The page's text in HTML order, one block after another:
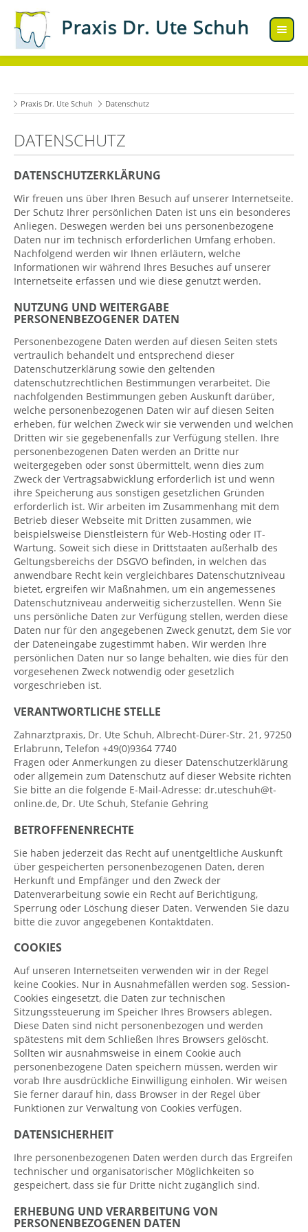
Praxis Dr. Ute Schuh Datenschutz
DATENSCHUTZ
DATENSCHUTZERKLÄRUNG
Wir freuen uns über Ihren Besuch auf unserer Internetseite.
Der Schutz Ihrer persönlichen Daten ist uns ein besonderes
Anliegen. Deswegen werden bei uns personenbezogene
Daten nur im technisch erforderlichen Umfang erhoben.
Nachfolgend werden wir Ihnen erläutern, welche
Informationen wir während Ihres Besuches auf unserer
Internetseite erfassen und wie diese genutzt werden.
NUTZUNG UND WEITERGABE
PERSONENBEZOGENER DATEN
Personenbezogene Daten werden auf diesen Seiten stets
vertraulich behandelt und entsprechend dieser
Datenschutzerklärung sowie den geltenden
datenschutzrechtlichen Bestimmungen verarbeitet. Die
nachfolgenden Bestimmungen geben Auskunft darüber,
welche personenbezogenen Daten wir auf diesen Seiten
erheben, für welchen Zweck wir sie verwenden und welchen
Dritten wir sie gegebenenfalls zur Verfügung stellen. Ihre
personenbezogenen Daten werden an Dritte nur
weitergegeben oder sonst übermittelt, wenn dies zum
Zweck der Vertragsabwicklung erforderlich ist und wenn
ihre Speicherung aus sonstigen gesetzlichen Gründen
erforderlich ist. Wir arbeiten im Zusammenhang mit dem
Betrieb dieser Webseite mit Dritten zusammen, wie
beispielsweise Dienstleistern für Web-Hosting oder IT-
Wartung. Soweit sich diese in Drittstaaten außerhalb des
Geltungsbereichs der DSGVO befinden, in welchen das
anwendbare Recht kein vergleichbares Datenschutzniveau
bietet, ergreifen wir Maßnahmen, um ein angemessenes
Datenschutzniveau anderweitig sicherzustellen. Wenn Sie
uns persönliche Daten zur Verfügung stellen, werden diese
Daten nur für den angegebenen Zweck genutzt, dem Sie vor
der Dateneingabe zugestimmt haben. Wir werden Ihre
persönlichen Daten nur so lange behalten, wie dies für den
vorgesehenen Zweck notwendig oder gesetzlich
vorgeschrieben ist.
VERANTWORTLICHE STELLE
Zahnarztpraxis, Dr. Ute Schuh, Albrecht-Dürer-Str. 21, 97250
Erlabrunn, Telefon +49(0)9364 7740
Fragen oder Anmerkungen zu dieser Datenschutzerklärung
oder allgemein zum Datenschutz auf dieser Website richten
Sie bitte an die folgende E-Mail-Adresse: dr.uteschuh@t-
online.de, Dr. Ute Schuh, Stefanie Gehring
BETROFFENENRECHTE
Sie haben jederzeit das Recht auf unentgeltliche Auskunft
über gespeicherten personenbezogenen Daten, deren
Herkunft und Empfänger und den Zweck der
Datenverarbeitung sowie ein Recht auf Berichtigung,
Sperrung oder Löschung dieser Daten. Verwenden Sie dazu
bitte die zuvor angegebenen Kontaktdaten.
COOKIES
Auf unseren Internetseiten verwenden wir in der Regel
keine Cookies. Nur in Ausnahmefällen werden sog. Session-
Cookies eingesetzt, die Daten zur technischen
Sitzungssteuerung im Speicher Ihres Browsers ablegen.
Diese Daten sind nicht personenbezogen und werden
spätestens mit dem Schließen Ihres Browsers gelöscht.
Sollten wir ausnahmsweise in einem Cookie auch
personenbezogene Daten speichern müssen, werden wir
vorab Ihre ausdrückliche Einwilligung einholen. Wir weisen
Sie ferner darauf hin, dass Browser in der Regel über
Funktionen zur Verwaltung von Cookies verfügen.
DATENSICHERHEIT
Ihre personenbezogenen Daten werden durch das Ergreifen
technischer und organisatorischer Möglichkeiten so
gespeichert, dass sie für Dritte nicht zugänglich sind.
ERHEBUNG UND VERARBEITUNG VON
PERSONENBEZOGENEN DATEN